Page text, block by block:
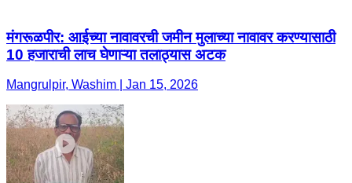
मंगरूळपीर: आईच्या नावावरची जमीन मुलाच्या नावावर करण्यासाठी
10 हजाराची लाच घेणाऱ्या तलाठ्यास अटक
Mangrulpir, Washim | Jan 15, 2026